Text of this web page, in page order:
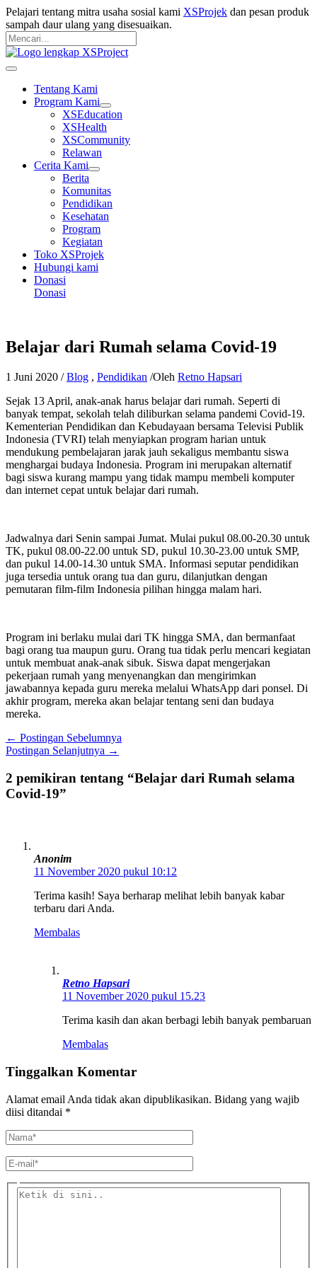
Langsung
ke
konten
Pelajari tentang mitra usaha sosial kami XSProjek dan pesan produk
sampah daur ulang yang disesuaikan.
Pencarian
untuk:
Mencari
Main
Tentang Kami
Program Kami
XSEducation
XSHealth
XSCommunity
Relawan
Cerita Kami
Berita
Komunitas
Pendidikan
Kesehatan
Program
Kegiatan
Toko XSProjek
Hubungi kami
Donasi
Donasi
Belajar dari Rumah selama Covid-19
1 Juni 2020 /Blog , Pendidikan /Oleh Retno Hapsari
Sejak 13 April, anak-anak harus belajar dari rumah. Seperti di
banyak tempat, sekolah telah diliburkan selama pandemi Covid-19.
Kementerian Pendidikan dan Kebudayaan bersama Televisi Publik
Indonesia (TVRI) telah menyiapkan program harian untuk
mendukung pembelajaran jarak jauh sekaligus membantu siswa
menghargai budaya Indonesia. Program ini merupakan alternatif
bagi siswa kurang mampu yang tidak mampu membeli komputer
dan internet cepat untuk belajar dari rumah.
Jadwalnya dari Senin sampai Jumat. Mulai pukul 08.00-20.30 untuk
TK, pukul 08.00-22.00 untuk SD, pukul 10.30-23.00 untuk SMP,
dan pukul 14.00-14.30 untuk SMA. Informasi seputar pendidikan
juga tersedia untuk orang tua dan guru, dilanjutkan dengan
pemutaran film-film Indonesia pilihan hingga malam hari.
Program ini berlaku mulai dari TK hingga SMA, dan bermanfaat
bagi orang tua maupun guru. Orang tua tidak perlu mencari kegiatan
untuk membuat anak-anak sibuk. Siswa dapat mengerjakan
pekerjaan rumah yang menyenangkan dan mengirimkan
jawabannya kepada guru mereka melalui WhatsApp dari ponsel. Di
akhir program, mereka akan belajar tentang seni dan budaya
mereka.
← Postingan Sebelumnya
Postingan Selanjutnya →
2 pemikiran tentang “Belajar dari Rumah selama
Covid-19”
Anonim
11 November 2020 pukul 10:12
Terima kasih! Saya berharap melihat lebih banyak kabar
terbaru dari Anda.
Membalas
Retno Hapsari
11 November 2020 pukul 15.23
Terima kasih dan akan berbagi lebih banyak pembaruan
Membalas
Tinggalkan Komentar
Alamat email Anda tidak akan dipublikasikan. Bidang yang wajib
diisi ditandai *
Nama*
E-
mail*
Ketik